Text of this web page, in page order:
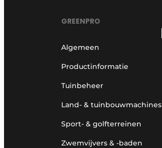
GREENPRO
Algemeen
Productinformatie
Tuinbeheer
Land- & tuinbouwmachines
Sport- & golfterreinen
Zwemvijvers & -baden